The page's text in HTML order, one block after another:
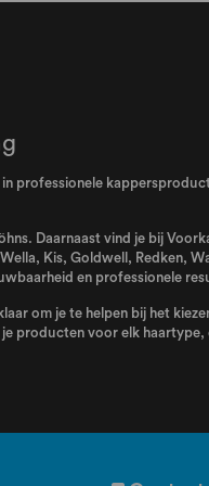
professionele
Daarnaast vind je bij
Wella, Kis, Goldwell , Redken,
en professionele
om je te helpen bij het
producten voor elk haartype,